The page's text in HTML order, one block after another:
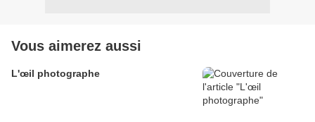
Vous aimerez aussi
L'œil photographe